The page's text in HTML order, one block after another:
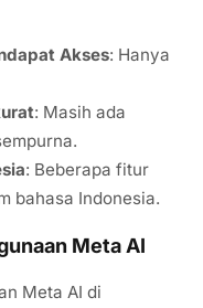
Akses: Hanya
: Masih ada
: Beberapa fitur
bahasa Indonesia.
Meta AI
Meta AI di